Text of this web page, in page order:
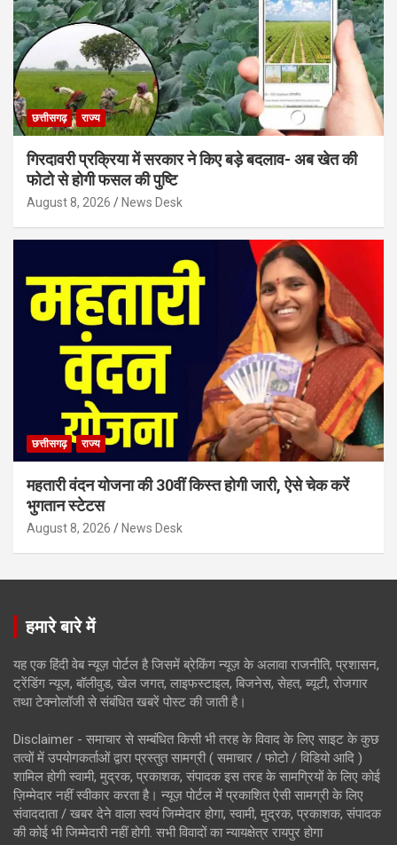
छत्तीसगढ़ राज्य
गिरदावरी प्रक्रिया में सरकार ने किए बड़े बदलाव- अब खेत की
फोटो से होगी फसल की पुष्टि
August 8, 2026 News Desk
छत्तीसगढ़ राज्य
महतारी वंदन योजना की 30वीं किस्त होगी जारी, ऐसे चेक करें
भुगतान स्टेटस
August 8, 2026 News Desk
हमारे बारे में
यह एक हिंदी वेब न्यूज़ पोर्टल है जिसमें ब्रेकिंग न्यूज़ के अलावा राजनीति, प्रशासन,
ट्रेंडिंग न्यूज, बॉलीवुड, खेल जगत, लाइफस्टाइल, बिजनेस, सेहत, ब्यूटी, रोजगार
तथा टेक्नोलॉजी से संबंधित खबरें पोस्ट की जाती है।
Disclaimer - समाचार से सम्बंधित किसी भी तरह के विवाद के लिए साइट के कुछ
तत्वों में उपयोगकर्ताओं द्वारा प्रस्तुत सामग्री ( समाचार / फोटो / विडियो आदि )
शामिल होगी स्वामी, मुद्रक, प्रकाशक, संपादक इस तरह के सामग्रियों के लिए कोई
ज़िम्मेदार नहीं स्वीकार करता है। न्यूज़ पोर्टल में प्रकाशित ऐसी सामग्री के लिए
संवाददाता / खबर देने वाला स्वयं जिम्मेदार होगा, स्वामी, मुद्रक, प्रकाशक, संपादक
की कोई भी जिम्मेदारी नहीं होगी. सभी विवादों का न्यायक्षेत्र रायपुर होगा